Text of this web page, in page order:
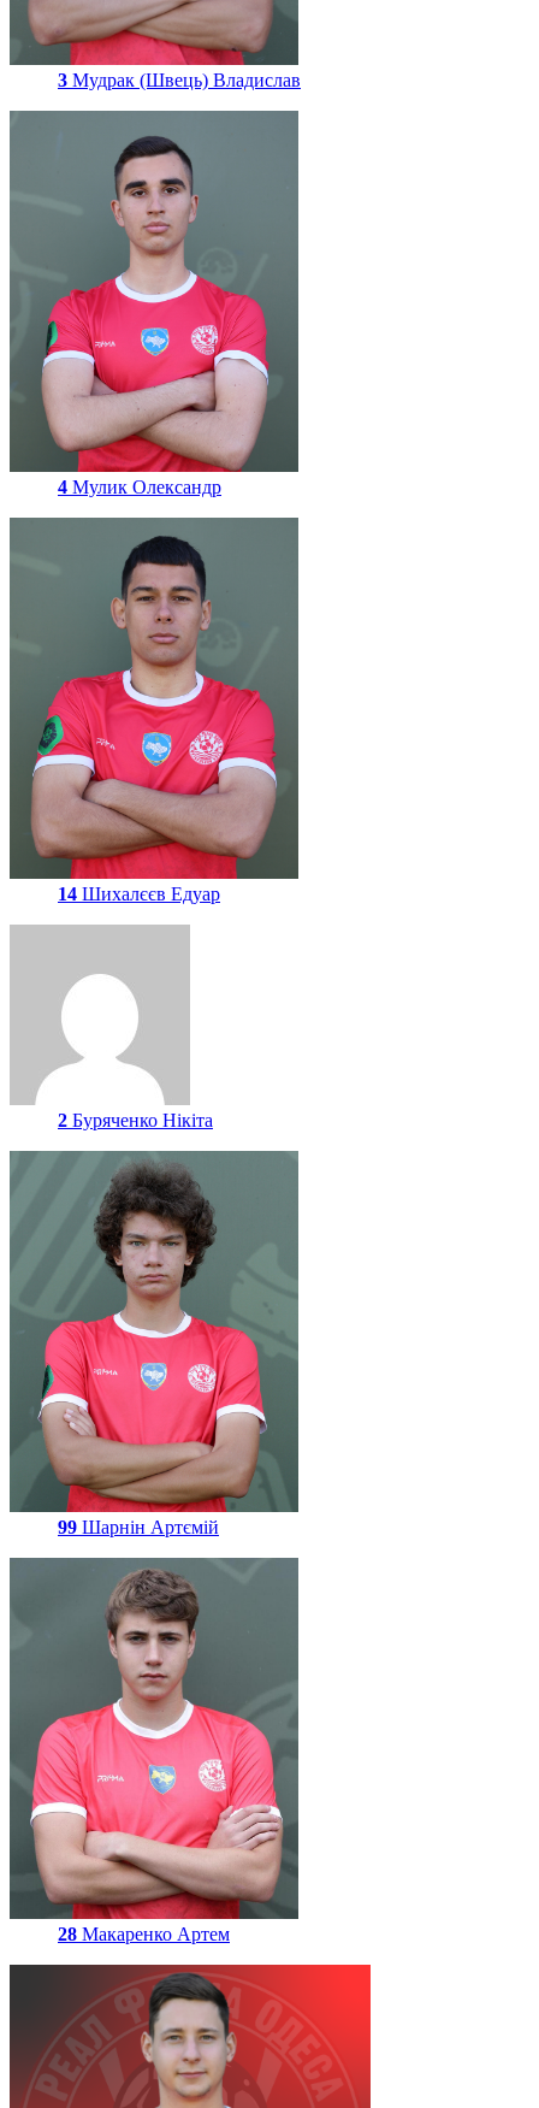
3 Мудрак (Швець) Владислав
4 Мулик Олександр
14 Шихалєєв Едуар
2 Буряченко Нікіта
99 Шарнін Артємій
28 Макаренко Артем